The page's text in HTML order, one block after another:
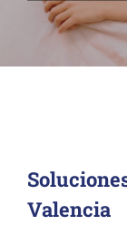
Valencia